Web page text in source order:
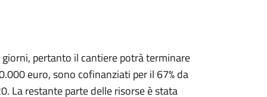
pertanto il cantiere potrà terminare
euro, sono cofinanziati per il 67% da
La restante parte delle risorse è stata